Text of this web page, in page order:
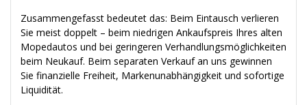
Zusammengefasst bedeutet das: Beim Eintausch verlieren
Sie meist doppelt – beim niedrigen Ankaufspreis Ihres alten
Mopedautos und bei geringeren Verhandlungsmöglichkeiten
beim Neukauf. Beim separaten Verkauf an uns gewinnen
Sie finanzielle Freiheit, Markenunabhängigkeit und sofortige
Liquidität.